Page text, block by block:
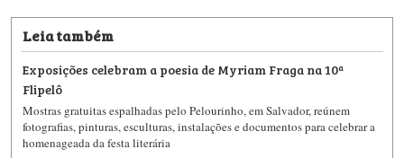
Leia também
Exposições celebram a poesia de Myriam Fraga na 10ª
Flipelô
Mostras gratuitas espalhadas pelo Pelourinho, em Salvador, reúnem
fotografias, pinturas, esculturas, instalações e documentos para celebrar a
homenageada da festa literária